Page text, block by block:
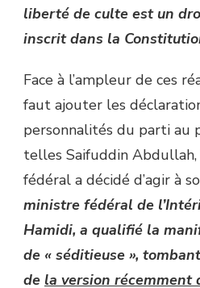
liberté de culte est un
inscrit dans la
Face à l’ampleur de ces
faut ajouter les
personnalités du parti au
telles Saifuddin
fédéral a décidé d’agir à
ministre fédéral de
Hamidi, a qualifié la
de « séditieuse »,
de la version récemment